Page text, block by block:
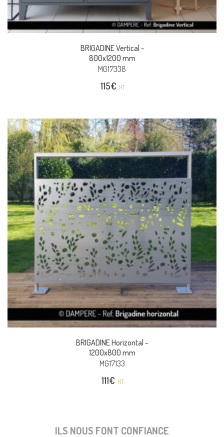
BRIGADINE Vertical -
800x1200 mm
MG17338
115€ HT
BRIGADINE Horizontal -
1200x800 mm
MG17133
111€ HT
ILS NOUS FONT CONFIANCE